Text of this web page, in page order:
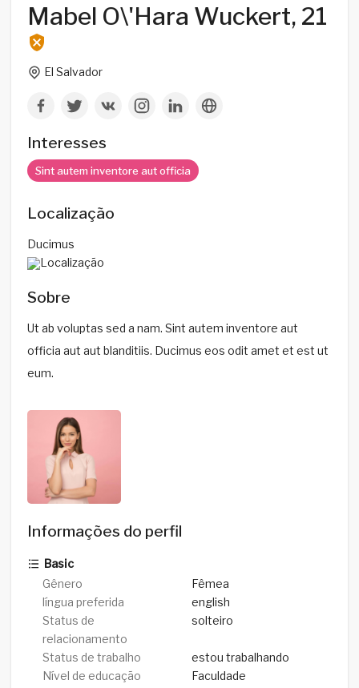
Mabel O\'Hara Wuckert, 21
El Salvador
Interesses
Sint autem inventore aut officia
Localização
Ducimus
Sobre
Ut ab voluptas sed a nam. Sint autem inventore aut
officia aut aut blanditiis. Ducimus eos odit amet et est ut
eum.
Informações do perfil
Basic
Gênero
Fêmea
língua preferida
english
Status de
relacionamento
solteiro
Status de trabalho
estou trabalhando
Nível de educação
Faculdade